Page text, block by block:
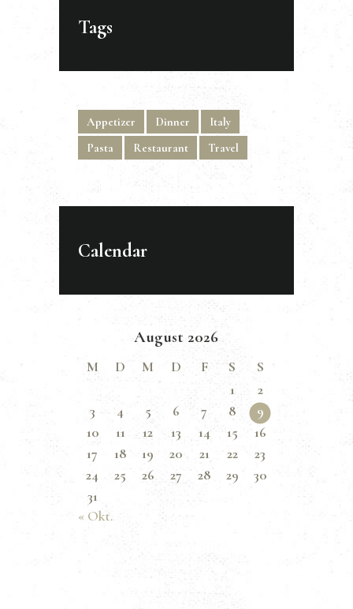
Tags
Appetizer Dinner
Italy
Pasta
Restaurant Travel
Calendar
August 2026
M D M D F S
S
1
2
3
4 5 6 7 8
9
10
11 12 13 14 15
16
17
18 19 20 21 22
23
24
25 26 27 28 29
30
31
« Okt.